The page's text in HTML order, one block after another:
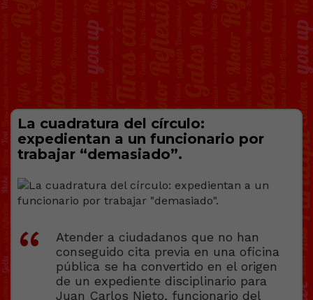
La cuadratura del círculo:
expedientan a un funcionario por
trabajar “demasiado”.
Atender a ciudadanos que no han
conseguido cita previa en una oficina
pública se ha convertido en el origen
de un expediente disciplinario para
Juan Carlos Nieto, funcionario del